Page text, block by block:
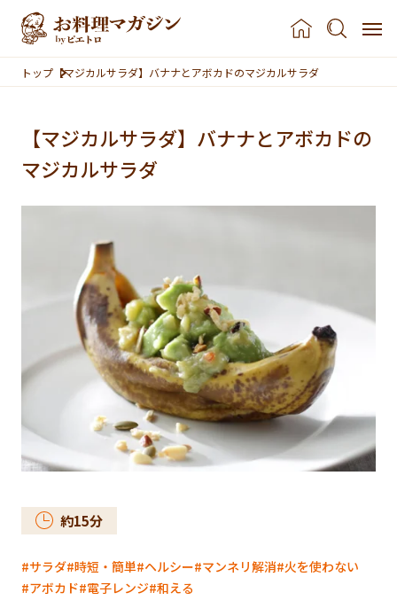
本文へスキップ
トップ 【マジカルサラダ】バナナとアボカドのマジカルサラダ
【マジカルサラダ】バナナとアボカドの
マジカルサラダ
約15分
サラダ 時短・簡単 ヘルシー マンネリ解消 火を使わない
アボカド 電子レンジ 和える